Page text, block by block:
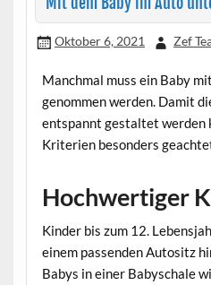
Oktober 6, 2021 Zef
Manchmal muss ein Baby
genommen werden. Damit
entspannt gestaltet werden
Kriterien besonders
Hochwertiger
Kinder bis zum 12.
einem passenden Autositz
Babys in einer Babyschale